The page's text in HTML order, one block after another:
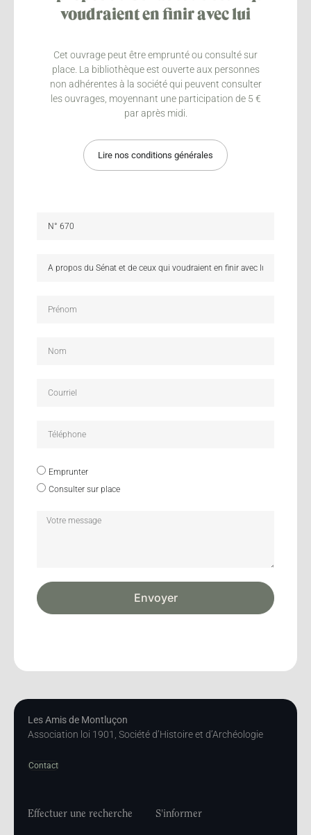
voudraient en finir avec lui
Cet ouvrage peut être emprunté ou consulté sur
place. La bibliothèque est ouverte aux personnes
non adhérentes à la société qui peuvent consulter
les ouvrages, moyennant une participation de 5 €
par après midi.
Lire nos conditions générales
Emprunter
Consulter sur place
Envoyer
Les Amis de Montluçon
Association loi 1901, Société d’Histoire et d’Archéologie
Contact
Effectuer une recherche S'informer